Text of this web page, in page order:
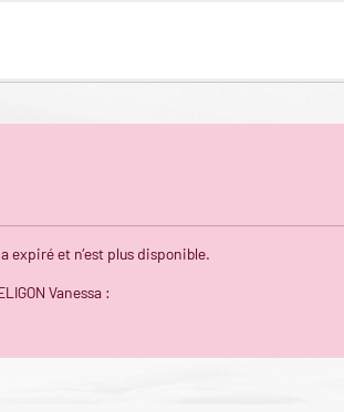
expiré et n’est plus disponible.
Vanessa :